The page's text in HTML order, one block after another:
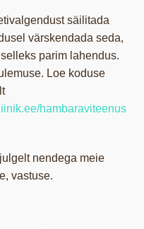
säilitada
värskendada seda,
parim lahendus.
Loe koduse
hambaraviteenus
nendega meie
vastuse.